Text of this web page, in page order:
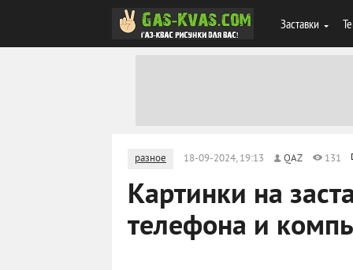
Заставки
разное 18-09-2024, 19:13 QAZ 131
Картинки на
телефона и